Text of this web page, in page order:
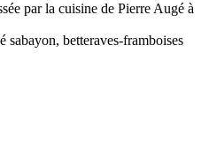
par la cuisine de Pierre Augé à
sabayon, betteraves-framboises